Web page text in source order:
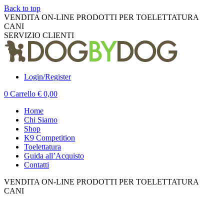
Back to top
VENDITA ON-LINE PRODOTTI PER TOELETTATURA
CANI
SERVIZIO CLIENTI
Login/Register
0 Carrello € 0,00
Home
Chi Siamo
Shop
K9 Competition
Toelettatura
Guida all’Acquisto
Contatti
VENDITA ON-LINE PRODOTTI PER TOELETTATURA
CANI